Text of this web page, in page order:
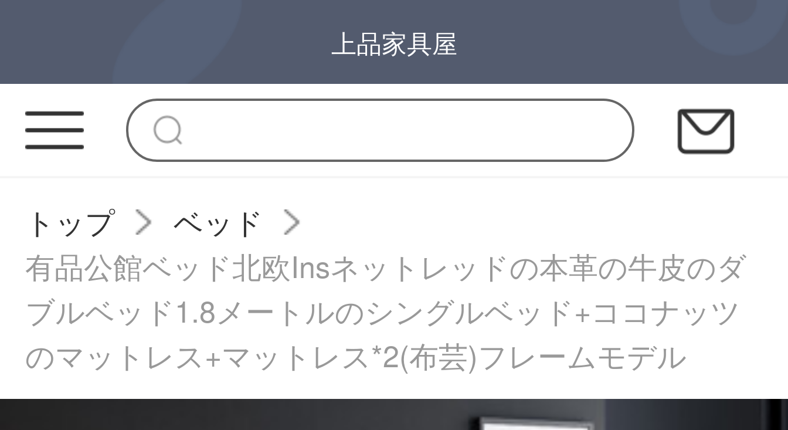
上品家具屋
トップ
ベッド
有品公館ベッド北欧Insネットレッドの本革の牛皮のダ
ブルベッド1.8メートルのシングルベッド+ココナッツ
のマットレス+マットレス*2(布芸)フレームモデル